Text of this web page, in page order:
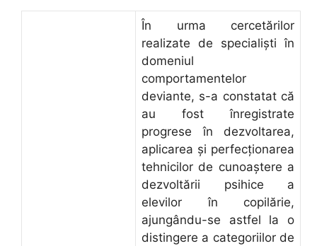
În urma cercetărilor
realizate de specialiști în
domeniul
comportamentelor
deviante, s-a constatat că
au fost înregistrate
progrese în dezvoltarea,
aplicarea și perfecționarea
tehnicilor de cunoaștere a
dezvoltării psihice a
elevilor în copilărie,
ajungându-se astfel la o
distingere a categoriilor de